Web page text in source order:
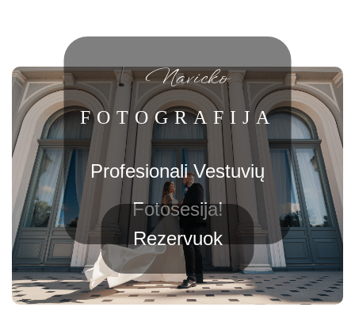
Navicko
FOTOGRAFIJA
Profesionali Vestuvių
Fotosesija!
Rezervuok